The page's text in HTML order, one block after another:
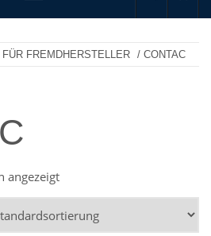
FREMDHERSTELLER / CONTAC
angezeigt